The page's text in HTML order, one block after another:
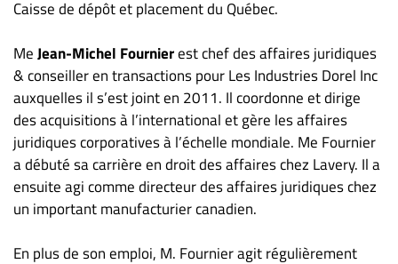
Caisse de dépôt et placement du Québec.
MeJean-Michel Fournierest chef des affaires juridiques
& conseiller en transactions pour Les Industries Dorel Inc
auxquelles il s’est joint en 2011. Il coordonne et dirige
des acquisitions à l’international et gère les affaires
juridiques corporatives à l’échelle mondiale. Me Fournier
a débuté sa carrière en droit des affaires chez Lavery. Il a
ensuite agi comme directeur des affaires juridiques chez
un important manufacturier canadien.
En plus de son emploi, M. Fournier agit régulièrement